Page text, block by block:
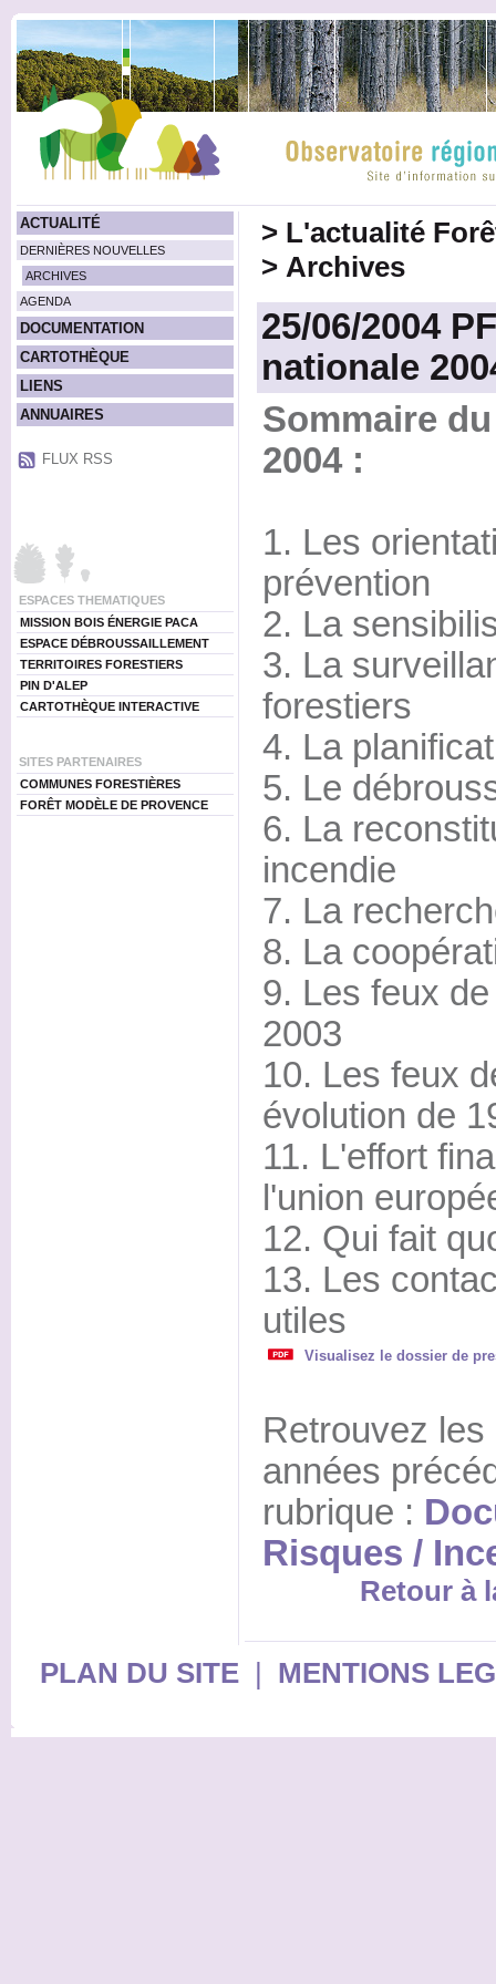
ACTUALITÉ
DERNIÈRES NOUVELLES
ARCHIVES
AGENDA
DOCUMENTATION
CARTOTHÈQUE
LIENS
ANNUAIRES
FLUX RSS
ESPACES THEMATIQUES
MISSION BOIS ÉNERGIE PACA
ESPACE DÉBROUSSAILLEMENT
TERRITOIRES FORESTIERS
PIN D'ALEP
CARTOTHÈQUE INTERACTIVE
SITES PARTENAIRES
COMMUNES FORESTIÈRES
FORÊT MODÈLE DE PROVENCE
> L'actualité
> Archives
25/06/2004
nationale
Sommaire
2004 :
1. Les
prévention
2. La
3. La
forestiers
4. La
5. Le
6. La
incendie
7. La
8. La
9. Les feux
2003
10. Les feux
évolution de
11. L'effort
l'union
12. Qui fait
13. Les
utiles
Visualisez le dossier de
Retrouvez
années
rubrique :
Risques /
Retour à
PLAN DU SITE| MENTIONS